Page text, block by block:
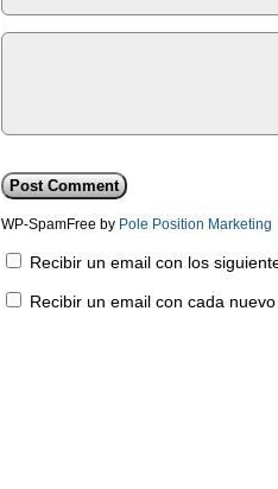
WP-SpamFree by Pole Position Marketing
Recibir un email con los
Recibir un email con cada